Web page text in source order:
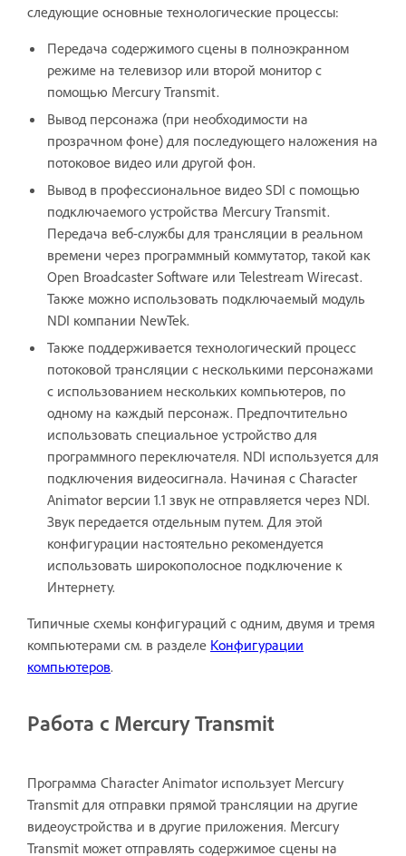
следующие основные технологические процессы:
Передача содержимого сцены в полноэкранном
режиме на телевизор или второй монитор с
помощью Mercury Transmit.
Вывод персонажа (при необходимости на
прозрачном фоне) для последующего наложения на
потоковое видео или другой фон.
Вывод в профессиональное видео SDI с помощью
подключаемого устройства Mercury Transmit.
Передача веб-службы для трансляции в реальном
времени через программный коммутатор, такой как
Open Broadcaster Software или Telestream Wirecast.
Также можно использовать подключаемый модуль
NDI компании NewTek.
Также поддерживается технологический процесс
потоковой трансляции с несколькими персонажами
с использованием нескольких компьютеров, по
одному на каждый персонаж. Предпочтительно
использовать специальное устройство для
программного переключателя. NDI используется для
подключения видеосигнала. Начиная с Character
Animator версии 1.1 звук не отправляется через NDI.
Звук передается отдельным путем. Для этой
конфигурации настоятельно рекомендуется
использовать широкополосное подключение к
Интернету.
Типичные схемы конфигураций с одним, двумя и тремя
компьютерами см. в разделе Конфигурации
компьютеров.
Работа с Mercury Transmit
Программа Character Animator использует Mercury
Transmit для отправки прямой трансляции на другие
видеоустройства и в другие приложения. Mercury
Transmit может отправлять содержимое сцены на